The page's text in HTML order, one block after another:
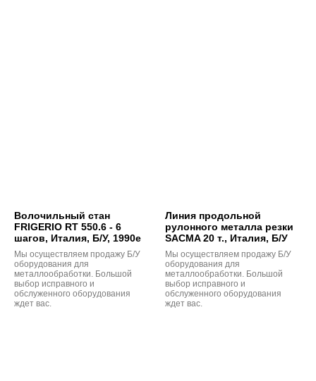
Волочильный стан
FRIGERIO RT 550.6 - 6
шагов, Италия, Б/У, 1990е
Мы осуществляем продажу Б/У
оборудования для
металлообработки. Большой
выбор исправного и
обслуженного оборудования
ждет вас.
Линия продольной
рулонного металла резки
SACMA 20 т., Италия, Б/У
Мы осуществляем продажу Б/У
оборудования для
металлообработки. Большой
выбор исправного и
обслуженного оборудования
ждет вас.